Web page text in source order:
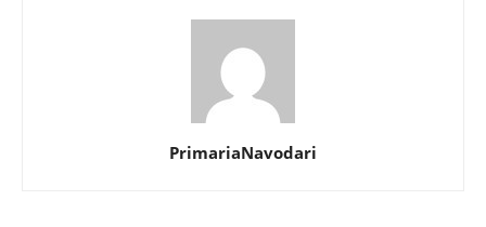
PrimariaNavodari